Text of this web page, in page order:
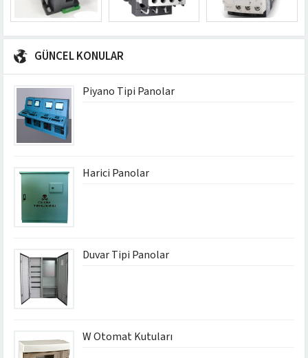
GÜNCEL KONULAR
Piyano Tipi Panolar
Harici Panolar
Duvar Tipi Panolar
W Otomat Kutuları